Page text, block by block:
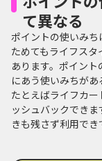
て異なる
ポイントの使いみち
ためてもライフス
あります。ポイン
にあう使いみちがあ
たとえばライフカ
ッシュバックでき
きも残さず利用でき